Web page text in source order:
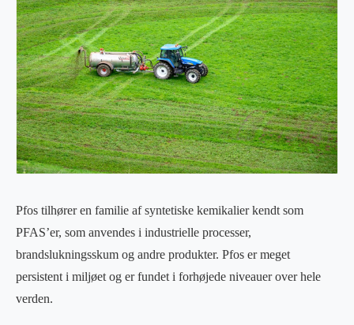
Pfos tilhører en familie af syntetiske kemikalier kendt som
PFAS’er, som anvendes i industrielle processer,
brandslukningsskum og andre produkter. Pfos er meget
persistent i miljøet og er fundet i forhøjede niveauer over hele
verden.